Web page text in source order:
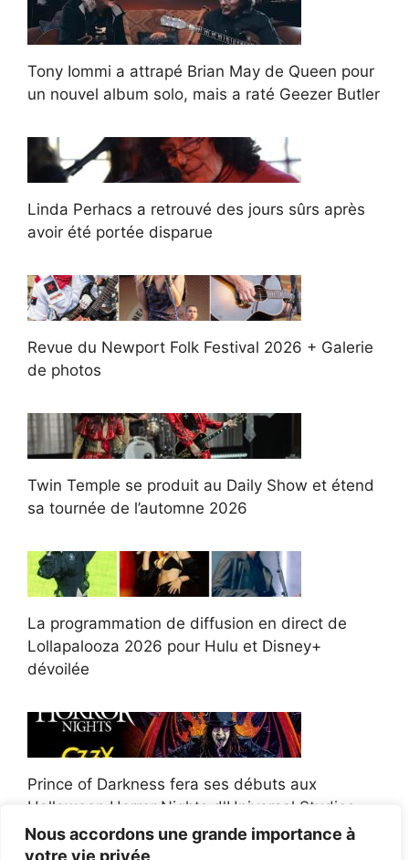
Nous accordons une grande importance à
votre vie privée
Tony Iommi a attrapé Brian May de Queen pour
un nouvel album solo, mais a raté Geezer Butler
Linda Perhacs a retrouvé des jours sûrs après
avoir été portée disparue
Revue du Newport Folk Festival 2026 + Galerie
de photos
Twin Temple se produit au Daily Show et étend
sa tournée de l’automne 2026
La programmation de diffusion en direct de
Lollapalooza 2026 pour Hulu et Disney+
dévoilée
Prince of Darkness fera ses débuts aux
Halloween Horror Nights d'Universal Studios